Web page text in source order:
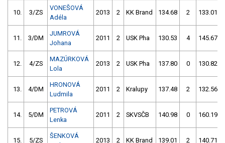
10. 3/ZS
VONEŠOVÁ
Adéla
2013 2 KK Brand 134.68 2 133.01
11. 3/DM
JUMROVÁ
Johana
2011 2 USK Pha 130.53 4 145.67
12. 4/ZS
MAZÚRKOVÁ
Lola
2013 2 USK Pha 137.80 0 130.82
13. 4/DM
HRONOVÁ
Ludmila
2011 2 Kralupy 137.48 2 132.56
14. 5/DM
PETROVÁ
Lenka
2011 2 SKVSČB 140.98 0 160.19
15. 5/ZS
ŠENKOVÁ
2013 2 KK Brand 139.01 2 140.71